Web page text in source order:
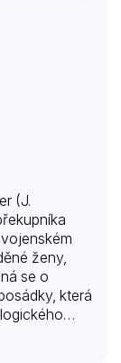
(J.
ženy,
se o
která
to, aby
vloží FBI a